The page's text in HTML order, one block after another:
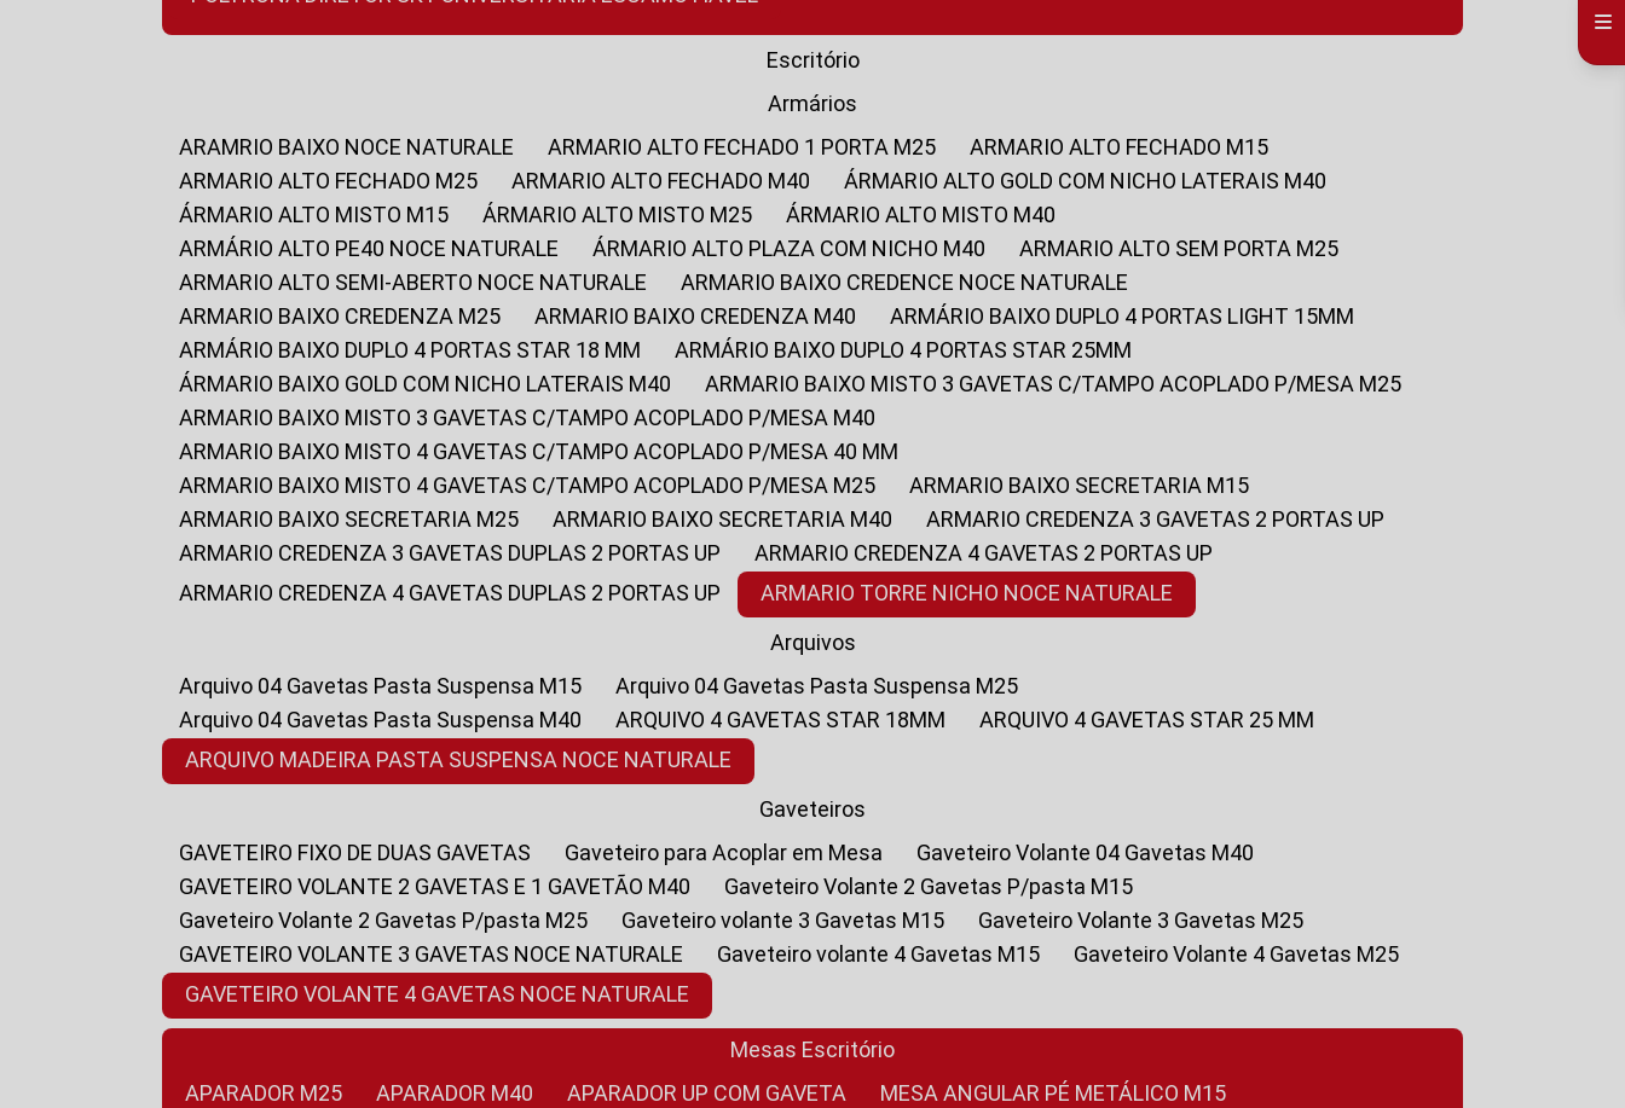
Escritório
Armários
ARAMRIO BAIXO NOCE NATURALE
ARMARIO ALTO FECHADO 1 PORTA M25
ARMARIO ALTO FECHADO M15
ARMARIO ALTO FECHADO M25
ARMARIO ALTO FECHADO M40
ÁRMARIO ALTO GOLD COM NICHO LATERAIS M40
ÁRMARIO ALTO MISTO M15
ÁRMARIO ALTO MISTO M25
ÁRMARIO ALTO MISTO M40
ARMÁRIO ALTO PE40 NOCE NATURALE
ÁRMARIO ALTO PLAZA COM NICHO M40
ARMARIO ALTO SEM PORTA M25
ARMARIO ALTO SEMI-ABERTO NOCE NATURALE
ARMARIO BAIXO CREDENCE NOCE NATURALE
ARMARIO BAIXO CREDENZA M25
ARMARIO BAIXO CREDENZA M40
ARMÁRIO BAIXO DUPLO 4 PORTAS LIGHT 15MM
ARMÁRIO BAIXO DUPLO 4 PORTAS STAR 18 MM
ARMÁRIO BAIXO DUPLO 4 PORTAS STAR 25MM
ÁRMARIO BAIXO GOLD COM NICHO LATERAIS M40
ARMARIO BAIXO MISTO 3 GAVETAS C/TAMPO ACOPLADO P/MESA M25
ARMARIO BAIXO MISTO 3 GAVETAS C/TAMPO ACOPLADO P/MESA M40
ARMARIO BAIXO MISTO 4 GAVETAS C/TAMPO ACOPLADO P/MESA 40 MM
ARMARIO BAIXO MISTO 4 GAVETAS C/TAMPO ACOPLADO P/MESA M25
ARMARIO BAIXO SECRETARIA M15
ARMARIO BAIXO SECRETARIA M25
ARMARIO BAIXO SECRETARIA M40
ARMARIO CREDENZA 3 GAVETAS 2 PORTAS UP
ARMARIO CREDENZA 3 GAVETAS DUPLAS 2 PORTAS UP
ARMARIO CREDENZA 4 GAVETAS 2 PORTAS UP
ARMARIO CREDENZA 4 GAVETAS DUPLAS 2 PORTAS UP
ARMARIO TORRE NICHO NOCE NATURALE
Arquivos
Arquivo 04 Gavetas Pasta Suspensa M15
Arquivo 04 Gavetas Pasta Suspensa M25
Arquivo 04 Gavetas Pasta Suspensa M40
ARQUIVO 4 GAVETAS STAR 18MM
ARQUIVO 4 GAVETAS STAR 25 MM
ARQUIVO MADEIRA PASTA SUSPENSA NOCE NATURALE
Gaveteiros
GAVETEIRO FIXO DE DUAS GAVETAS
Gaveteiro para Acoplar em Mesa
Gaveteiro Volante 04 Gavetas M40
GAVETEIRO VOLANTE 2 GAVETAS E 1 GAVETÃO M40
Gaveteiro Volante 2 Gavetas P/pasta M15
Gaveteiro Volante 2 Gavetas P/pasta M25
Gaveteiro volante 3 Gavetas M15
Gaveteiro Volante 3 Gavetas M25
GAVETEIRO VOLANTE 3 GAVETAS NOCE NATURALE
Gaveteiro volante 4 Gavetas M15
Gaveteiro Volante 4 Gavetas M25
GAVETEIRO VOLANTE 4 GAVETAS NOCE NATURALE
Mesas Escritório
APARADOR M25
APARADOR M40 APARADOR UP COM GAVETA
MESA ANGULAR PÉ METÁLICO M15